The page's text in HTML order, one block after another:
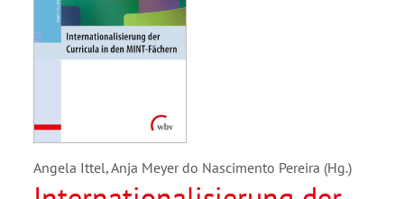
Angela Ittel, Anja Meyer do Nascimento Pereira (Hg.)